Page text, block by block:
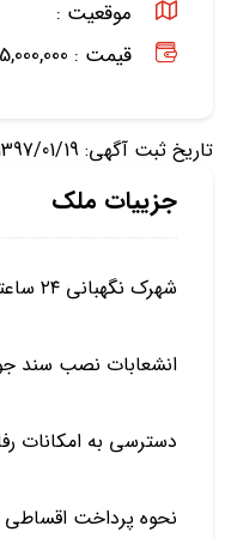
موقعیت :
قیمت : 115,000,000 تومان /
تاریخ ثبت آگهی: 1397/01/19
جزییات ملک
شهرک نگهبانی ۲۴ ساعته
انشعابات نصب سند
دسترسی به امکانات
نحوه پرداخت اقساطی